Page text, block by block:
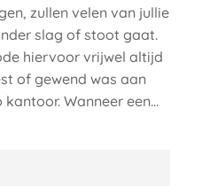
zullen velen van jullie
slag of stoot gaat.
hiervoor vrijwel altijd
of gewend was aan
Wanneer een...